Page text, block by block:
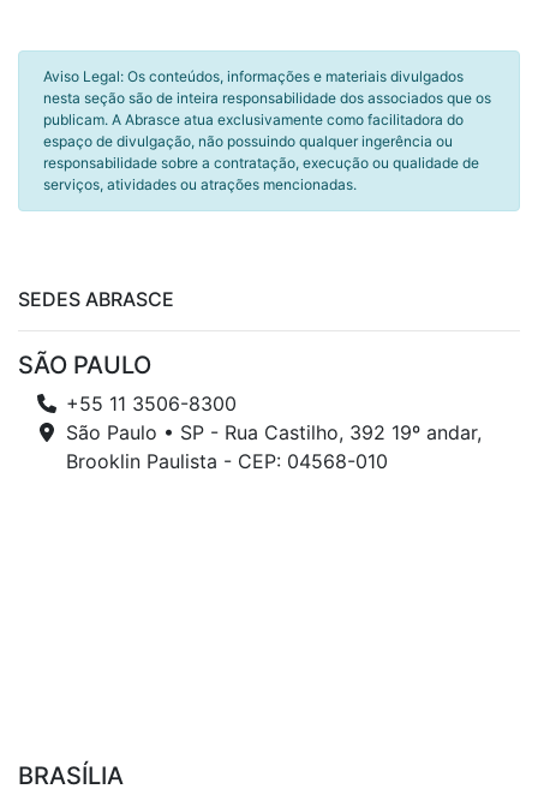
Aviso Legal: Os conteúdos, informações e materiais divulgados
nesta seção são de inteira responsabilidade dos associados que os
publicam. A Abrasce atua exclusivamente como facilitadora do
espaço de divulgação, não possuindo qualquer ingerência ou
responsabilidade sobre a contratação, execução ou qualidade de
serviços, atividades ou atrações mencionadas.
SEDES ABRASCE
SÃO PAULO
+55 11 3506-8300
São Paulo • SP - Rua Castilho, 392 19º andar,
Brooklin Paulista - CEP: 04568-010
BRASÍLIA